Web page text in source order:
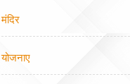
मंदिर
योजनाए